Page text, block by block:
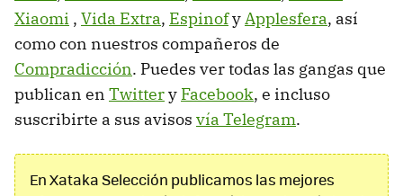
Xiaomi , Vida Extra, EspinofyApplesfera, así
como con nuestros compañeros de
Compradicción. Puedes ver todas las gangas que
publican en Twittery Facebook, e incluso
suscribirte a sus avisos vía Telegram.
En Xataka Selección publicamos las mejores